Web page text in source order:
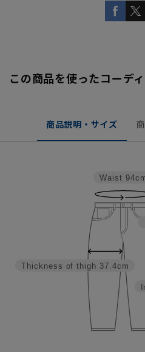
この商品を使ったコーデ
商品説明・サイズ
Thickness of thigh 37.4cm
Waist